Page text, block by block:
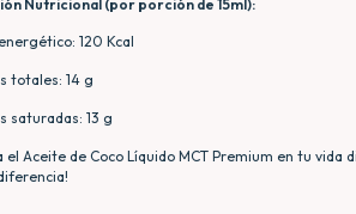
Nutricional (por porción de 15ml):
120 Kcal
totales: 14 g
saturadas: 13 g
el Aceite de Coco Líquido MCT Premium en tu vida